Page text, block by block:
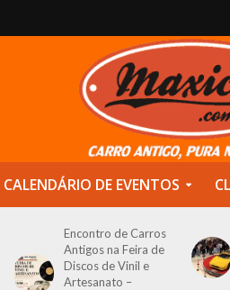
CALENDÁRIO DE EVENTOS
Encontro de Carros
Antigos na Feira de
Discos de Vinil e
Artesanato –